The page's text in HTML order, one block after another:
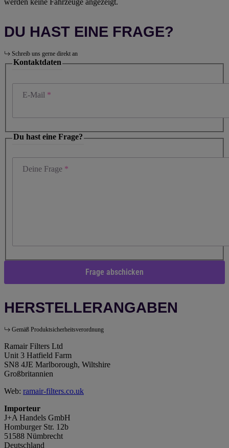
werden keine Fahrzeuge angezeigt.
DU HAST EINE FRAGE?
Schreib uns gerne direkt an
Kontaktdaten
E-Mail
Du hast eine Frage?
Deine Frage
Frage abschicken
HERSTELLERANGABEN
Gemäß Produktsicherheitsverordnung
Ramair Filters Ltd
Unit 3 Hatfield Farm
SN8 4JE Marlborough, Wiltshire
Großbritannien
Web: ramair-filters.co.uk
Importeur
J+A Handels GmbH
Homburger Str. 12b
51588 Nümbrecht
Deutschland